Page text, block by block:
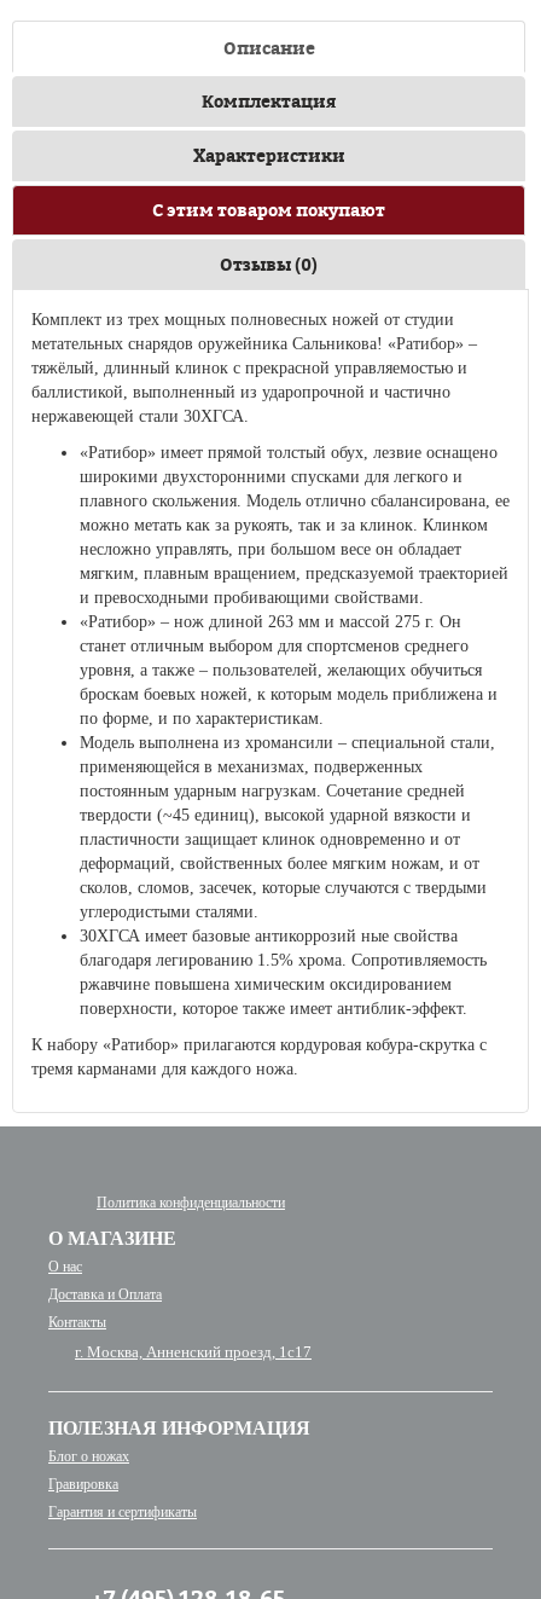
Описание
Комплектация
Характеристики
С этим товаром покупают
Отзывы (0)
Комплект из трех мощных полновесных ножей от студии
метательных снарядов оружейника Сальникова! «Ратибор» –
тяжёлый, длинный клинок с прекрасной управляемостью и
баллистикой, выполненный из ударопрочной и частично
нержавеющей стали 30ХГСА.
«Ратибор» имеет прямой толстый обух, лезвие оснащено
широкими двухсторонними спусками для легкого и
плавного скольжения. Модель отлично сбалансирована, ее
можно метать как за рукоять, так и за клинок. Клинком
несложно управлять, при большом весе он обладает
мягким, плавным вращением, предсказуемой траекторией
и превосходными пробивающими свойствами.
«Ратибор» – нож длиной 263 мм и массой 275 г. Он
станет отличным выбором для спортсменов среднего
уровня, а также – пользователей, желающих обучиться
броскам боевых ножей, к которым модель приближена и
по форме, и по характеристикам.
Модель выполнена из хромансили – специальной стали,
применяющейся в механизмах, подверженных
постоянным ударным нагрузкам. Сочетание средней
твердости (~45 единиц), высокой ударной вязкости и
пластичности защищает клинок одновременно и от
деформаций, свойственных более мягким ножам, и от
сколов, сломов, засечек, которые случаются с твердыми
углеродистыми сталями.
30ХГСА имеет базовые антикоррозий ные свойства
благодаря легированию 1.5% хрома. Сопротивляемость
ржавчине повышена химическим оксидированием
поверхности, которое также имеет антиблик-эффект.
К набору «Ратибор» прилагаются кордуровая кобура-скрутка с
тремя карманами для каждого ножа.
Политика конфиденциальности
О МАГАЗИНЕ
О нас
Доставка и Оплата
Контакты
г. Москва, Анненский проезд, 1с17
ПОЛЕЗНАЯ ИНФОРМАЦИЯ
Блог о ножах
Гравировка
Гарантия и сертификаты